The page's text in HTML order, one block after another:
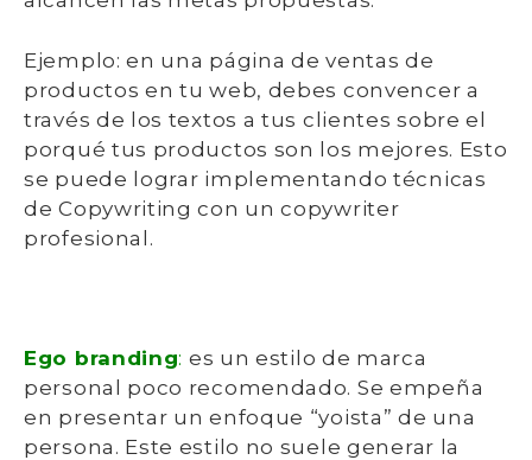
Ejemplo: en una página de ventas de
productos en tu web, debes convencer a
través de los textos a tus clientes sobre el
porqué tus productos son los mejores. Esto
se puede lograr implementando técnicas
de Copywriting con un copywriter
profesional.
Ego branding: es un estilo de marca
personal poco recomendado. Se empeña
en presentar un enfoque “yoista” de una
persona. Este estilo no suele generar la